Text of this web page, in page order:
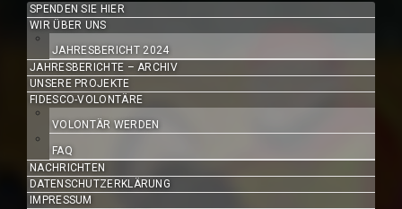
SPENDEN SIE HIER
WIR ÜBER UNS
JAHRESBERICHT 2024
JAHRESBERICHTE – ARCHIV
UNSERE PROJEKTE
FIDESCO-VOLONTÄRE
VOLONTÄR WERDEN
FAQ
NACHRICHTEN
DATENSCHUTZERKLÄRUNG
IMPRESSUM